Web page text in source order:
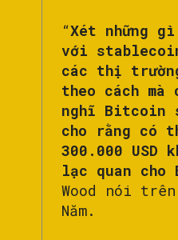
“Xét những
với
các thị
theo cách
nghĩ Bitcoin
cho rằng có
300.000 USD
lạc quan cho
Wood nói trên
Năm.